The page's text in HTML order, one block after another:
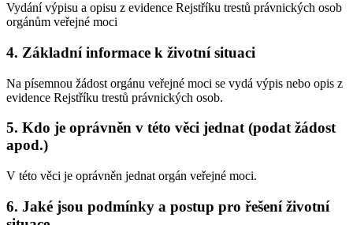
Vydání výpisu a opisu z evidence Rejstříku trestů právnických osob
orgánům veřejné moci
4. Základní informace k životní situaci
Na písemnou žádost orgánu veřejné moci se vydá výpis nebo opis z
evidence Rejstříku trestů právnických osob.
5. Kdo je oprávněn v této věci jednat (podat žádost
apod.)
V této věci je oprávněn jednat orgán veřejné moci.
6. Jaké jsou podmínky a postup pro řešení životní